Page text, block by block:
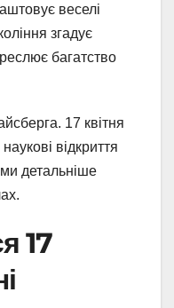
веселі
згадує
багатство
17 квітня
відкриття
ми детальніше
17